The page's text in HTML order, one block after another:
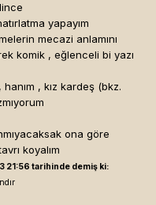
yapayım
mecazi anlamını
komik , eğlenceli bi yazı
, kız kardeş (bkz.
ona göre
koyalım
21:56 tarihinde demiş ki: